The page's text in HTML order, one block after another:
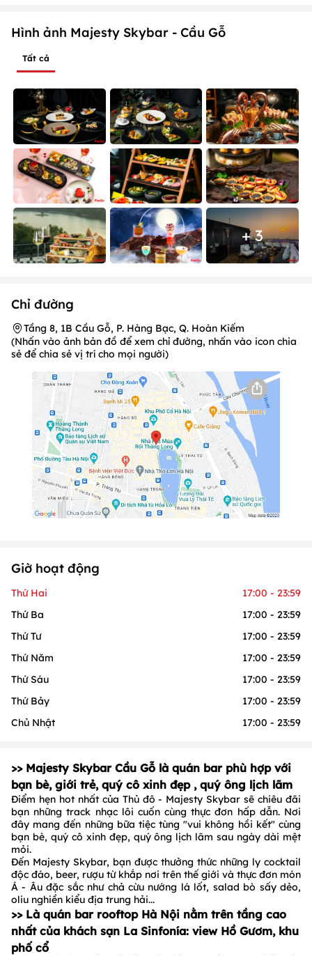
Hình ảnh Majesty Skybar - Cầu Gỗ
Tất cả
+ 3
Chỉ đường
Tầng 8, 1B Cầu Gỗ, P. Hàng Bạc, Q. Hoàn Kiếm
(Nhấn vào ảnh bản đồ để xem chỉ đường, nhấn vào icon chia
sẻ để chia sẻ vị trí cho mọi người)
Giờ hoạt động
Thứ Hai
17:00 - 23:59
Thứ Ba
17:00 - 23:59
Thứ Tư
17:00 - 23:59
Thứ Năm
17:00 - 23:59
Thứ Sáu
17:00 - 23:59
Thứ Bảy
17:00 - 23:59
Chủ Nhật
17:00 - 23:59
>> Majesty Skybar Cầu Gỗ là quán bar phù hợp với
bạn bè, giới trẻ, quý cô xinh đẹp , quý ông lịch lãm
Điểm hẹn hot nhất của Thủ đô - Majesty Skybar sẽ chiêu đãi
bạn những track nhạc lôi cuốn cùng thực đơn hấp dẫn. Nơi
đây mang đến những bữa tiệc tùng "vui không hồi kết" cùng
bạn bè, quý cô xinh đẹp, quý ông lịch lãm sau ngày dài mệt
mỏi.
Đến Majesty Skybar, bạn được thưởng thức những ly cocktail
độc đáo, beer, rượu từ khắp nơi trên thế giới và thực đơn món
Á - Âu đặc sắc như chả cừu nướng lá lốt, salad bò sấy dẻo,
oliu nghiền kiểu địa trung hải...
>> Là quán bar rooftop Hà Nội nằm trên tầng cao
nhất của khách sạn La Sinfonía: view Hồ Gươm, khu
phố cổ